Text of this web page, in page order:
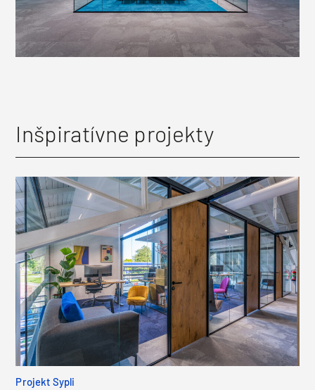
Inšpiratívne projekty
Projekt Sypli